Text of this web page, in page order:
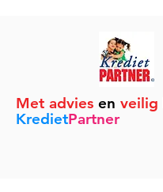
Met advies en veilig
KredietPartner